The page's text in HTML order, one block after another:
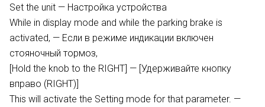
Set the unit — Настройка устройства
While in display mode and while the parking brake is
activated, — Если в режиме индикации включен
стояночный тормоз,
[Hold the knob to the RIGHT] — [Удерживайте кнопку
вправо (RIGHT)]
This will activate the Setting mode for that parameter. —